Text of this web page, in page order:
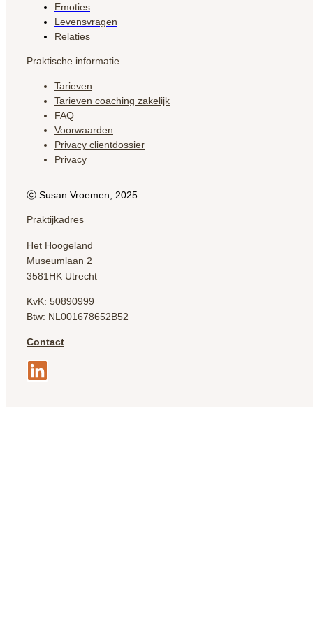
Emoties
Levensvragen
Relaties
Praktische informatie
Tarieven
Tarieven coaching zakelijk
FAQ
Voorwaarden
Privacy clientdossier
Privacy
ⓒ Susan Vroemen, 2025
Praktijkadres
Het Hoogeland
Museumlaan 2
3581HK Utrecht
KvK: 50890999
Btw: NL001678652B52
Contact